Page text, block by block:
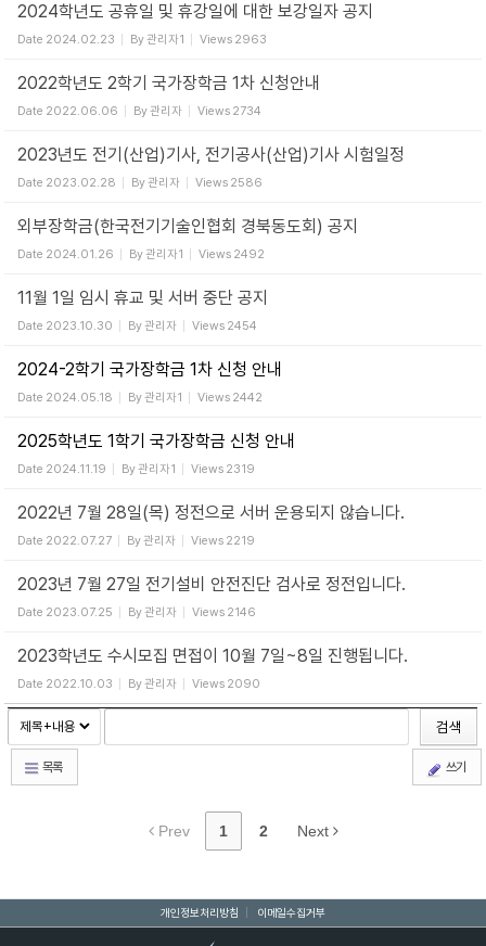
2024학년도 공휴일 및 휴강일에 대한 보강일자 공지
Date 2024.02.23 By관리자1 Views 2963
2022학년도 2학기 국가장학금 1차 신청안내
Date 2022.06.06 By관리자 Views 2734
2023년도 전기(산업)기사, 전기공사(산업)기사 시험일정
Date 2023.02.28 By관리자 Views 2586
외부장학금(한국전기기술인협회 경북동도회) 공지
Date 2024.01.26 By관리자1 Views 2492
11월 1일 임시 휴교 및 서버 중단 공지
Date 2023.10.30 By관리자 Views 2454
2024-2학기 국가장학금 1차 신청 안내
Date 2024.05.18 By관리자1 Views 2442
2025학년도 1학기 국가장학금 신청 안내
Date 2024.11.19 By관리자1 Views 2319
2022년 7월 28일(목) 정전으로 서버 운용되지 않습니다.
Date 2022.07.27 By관리자 Views 2219
2023년 7월 27일 전기설비 안전진단 검사로 정전입니다.
Date 2023.07.25 By관리자 Views 2146
2023학년도 수시모집 면접이 10월 7일~8일 진행됩니다.
Date 2022.10.03 By관리자 Views 2090
검색
목록 쓰기
Prev 1 2 Next
개인정보처리방침 이메일수집거부